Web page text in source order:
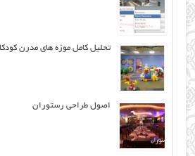
تحلیل کامل موزه های مدرن
اصول طراحی رستوران